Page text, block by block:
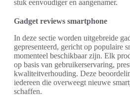
stuk eenvoudiger en aangenamer.
Gadget reviews smartphone
In deze sectie worden uitgebreide
gepresenteerd, gericht op populaire
momenteel beschikbaar zijn. Elk
op basis van gebruikerservaring,
kwaliteitverhouding. Deze
iedereen die overweegt nieuwe
schaffen.